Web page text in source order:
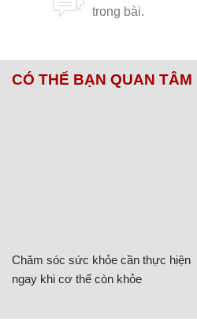
CÓ THỂ BẠN QUAN TÂM
Chăm sóc sức khỏe cần thực hiện
ngay khi cơ thể còn khỏe